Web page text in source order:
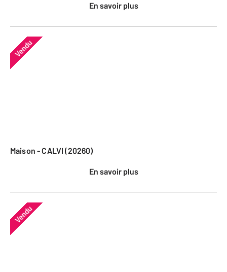
En savoir plus
Vendu
Maison - CALVI (20260)
En savoir plus
Vendu